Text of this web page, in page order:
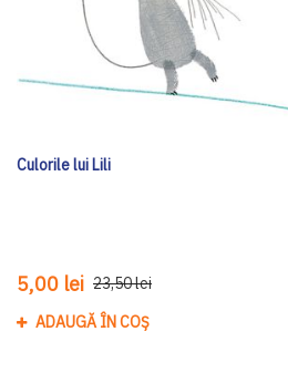
Culorile lui Lili
5,00 lei 23,50 lei
ADAUGĂ ÎN COȘ